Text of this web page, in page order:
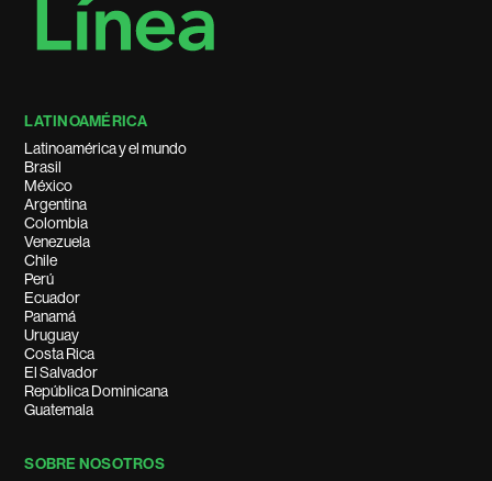
LATINOAMÉRICA
Latinoamérica y el mundo
Brasil
México
Argentina
Colombia
Venezuela
Chile
Perú
Ecuador
Panamá
Uruguay
Costa Rica
El Salvador
República Dominicana
Guatemala
SOBRE NOSOTROS